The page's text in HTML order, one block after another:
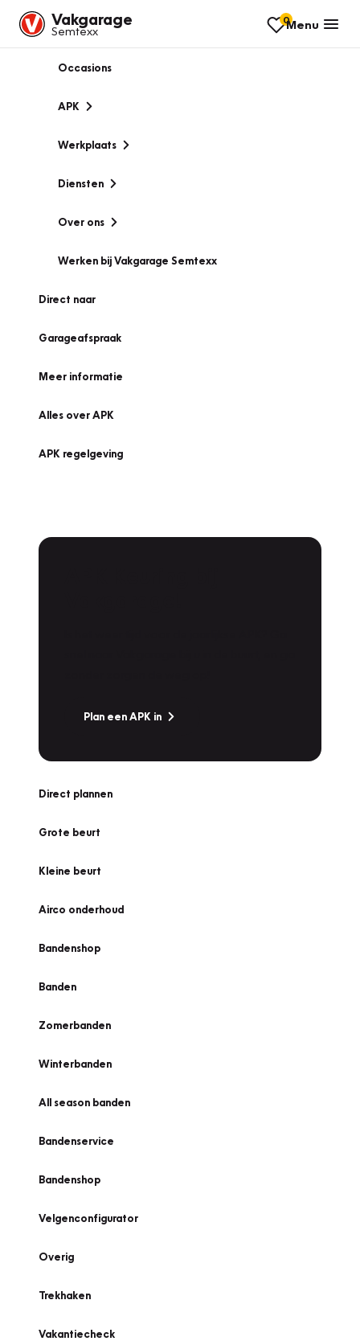
Vakgarage
Semtexx
0Menu
Occasions
APK
Werkplaats
Diensten
Over ons
Werken bij Vakgarage Semtexx
Direct naar
Garageafspraak
Meer informatie
Alles over APK
APK regelgeving
Plan een APK in
Direct plannen
Grote beurt
Kleine beurt
Airco onderhoud
Bandenshop
Banden
Zomerbanden
Winterbanden
All season banden
Bandenservice
Bandenshop
Velgenconfigurator
Overig
Trekhaken
Vakantiecheck